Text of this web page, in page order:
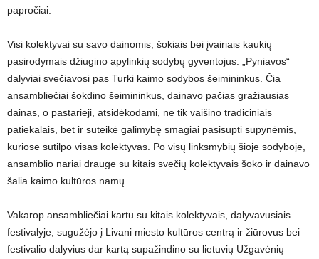
papročiai.
Visi kolektyvai su savo dainomis, šokiais bei įvairiais kaukių
pasirodymais džiugino apylinkių sodybų gyventojus. „Pyniavos“
dalyviai svečiavosi pas Turki kaimo sodybos šeimininkus. Čia
ansambliečiai šokdino šeimininkus, dainavo pačias gražiausias
dainas, o pastarieji, atsidėkodami, ne tik vaišino tradiciniais
patiekalais, bet ir suteikė galimybę smagiai pasisupti supynėmis,
kuriose sutilpo visas kolektyvas. Po visų linksmybių šioje sodyboje,
ansamblio nariai drauge su kitais svečių kolektyvais šoko ir dainavo
šalia kaimo kultūros namų.
Vakarop ansambliečiai kartu su kitais kolektyvais, dalyvavusiais
festivalyje, sugužėjo į Livani miesto kultūros centrą ir žiūrovus bei
festivalio dalyvius dar kartą supažindino su lietuvių Užgavėnių